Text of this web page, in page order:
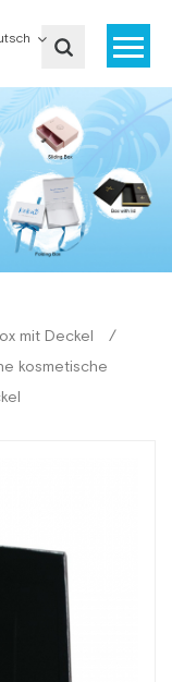
mit Deckel
/
kosmetische